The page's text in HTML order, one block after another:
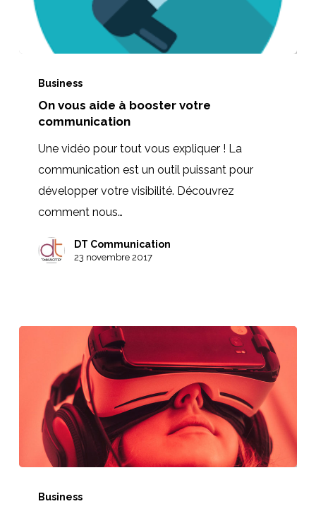
vous
aide
booster
votre
communication
Business
On vous aide à booster votre
communication
Une vidéo pour tout vous expliquer ! La
communication est un outil puissant pour
développer votre visibilité. Découvrez
comment nous…
DT Communication
23 novembre 2017
notreBusiness